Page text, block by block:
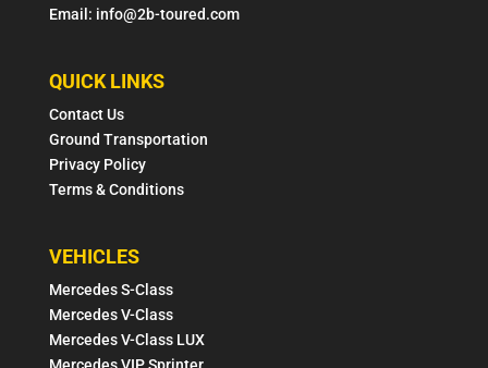
Email: info@2b-toured.com
QUICK LINKS
Contact Us
Ground Transportation
Privacy Policy
Terms & Conditions
VEHICLES
Mercedes S-Class
Mercedes V-Class
Mercedes V-Class LUX